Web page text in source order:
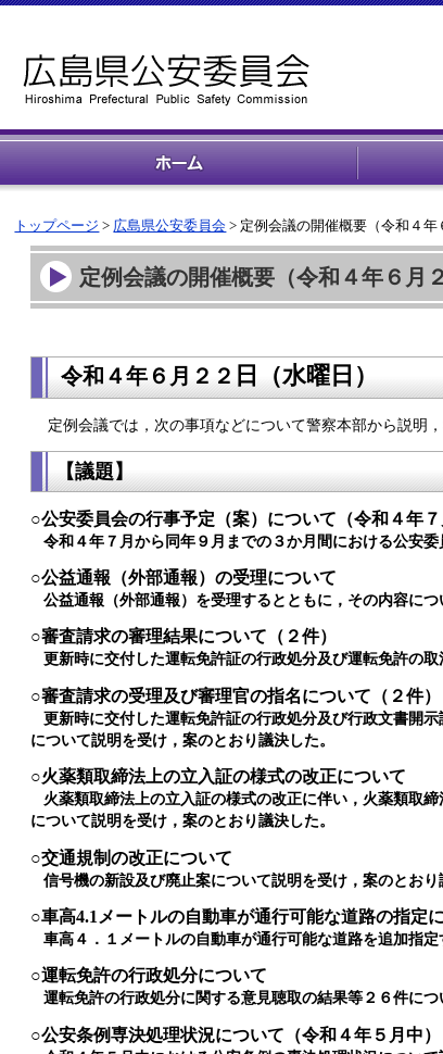
トップページ > 広島県公安委員会 > 定例会議の開催概要（令和４年
定例会議の開催概要（令和４年６月
令和４年６ 月２２ 日（水曜日）
定例会議では，次の事項などについて警察本部から説明
【議題】
○公安委員会の行事予定（案）について（令和４年７
令和４年７月から同年９月までの３か月間における公安
○公益通報（外部通報）の受理について
公益通報（外部通報）を受理するとともに，その内容につ
○審査請求の審理結果について（２件）
更新時に交付した運転免許証の行政処分及び運転免許の
○審査請求の受理及び審理官の指名について（２件）
更新時に交付した運転免許証の行政処分及び行政文書開
について説明を受け，案のとおり議決した。
○火薬類取締法上の立入証の様式の改正について
火薬類取締法上の立入証の様式の改正に伴い，火薬類取
について説明を受け，案のとおり議決した。
○交通規制の改正について
信号機の新設及び廃止案について説明を受け，案のとおり
○車高4.1メートルの自動車が通行可能な道路の指定
車高４．１メートルの自動車が通行可能な道路を追加指
○運転免許の行政処分について
運転免許の行政処分に関する意見聴取の結果等２６件につ
○公安条例専決処理状況について（令和４年５月中）